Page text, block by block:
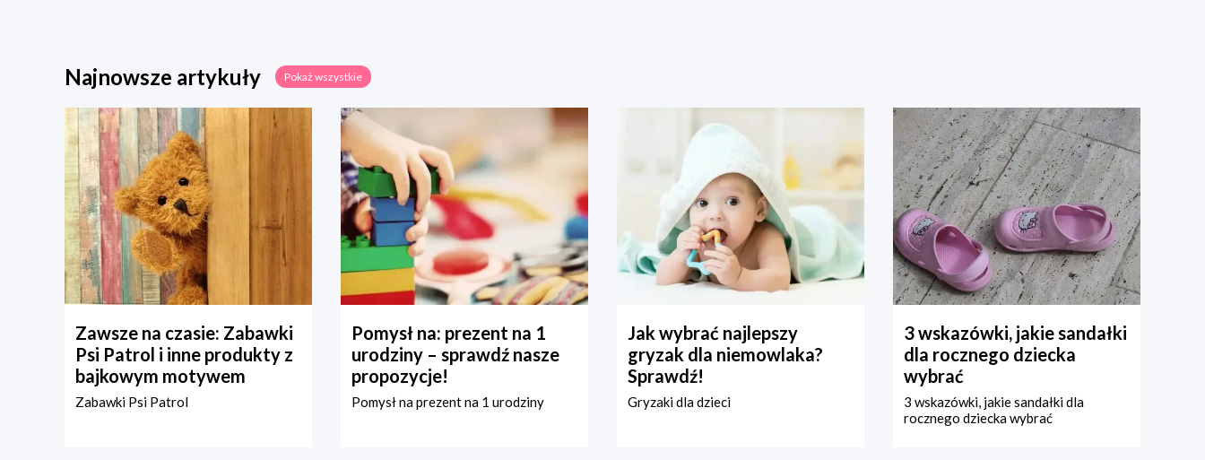
Najnowsze artykuły Pokaż wszystkie
Zawsze na czasie: Zabawki
Psi Patrol i inne produkty z
bajkowym motywem
Zabawki Psi Patrol
Pomysł na: prezent na 1
urodziny – sprawdź nasze
propozycje!
Pomysł na prezent na 1 urodziny
Jak wybrać najlepszy
gryzak dla niemowlaka?
Sprawdź!
Gryzaki dla dzieci
3 wskazówki, jakie sandałki
dla rocznego dziecka
wybrać
3 wskazówki, jakie sandałki dla
rocznego dziecka wybrać